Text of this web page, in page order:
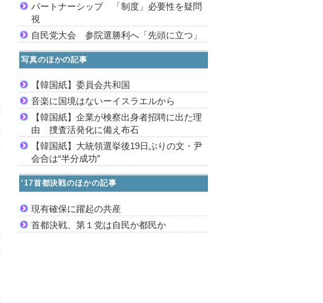
パートナーシップ 「制度」必要性を疑問
視
自民党大会 参院選勝利へ「先頭に立つ」
写真のほかの記事
【韓国紙】委員会共和国
音楽に国境はないーイスラエルから
【韓国紙】企業が検察出身者招聘に出た理
由 捜査活発化に備え布石
【韓国紙】大統領選挙後19日ぶりの文・尹
会合は“半分成功”
’17首都決戦のほかの記事
現有確保に躍起の共産
首都決戦、第１党は自民か都民か